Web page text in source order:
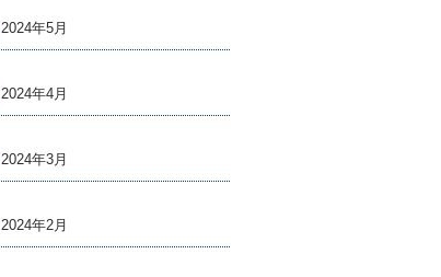
2024年5月
2024年4月
2024年3月
2024年2月